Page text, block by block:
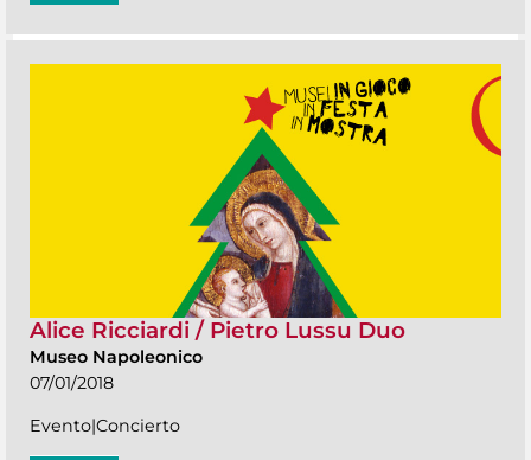
Alice Ricciardi / Pietro Lussu Duo
Museo Napoleonico
07/01/2018
Evento|Concierto